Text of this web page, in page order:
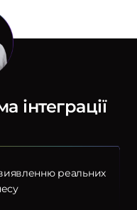
інтеграції
виявленню реальних